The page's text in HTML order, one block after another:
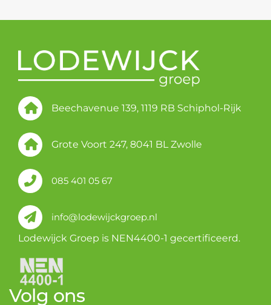
Beechavenue 139, 1119 RB Schiphol-Rijk
Grote Voort 247, 8041 BL Zwolle
085 401 05 67
info@lodewijckgroep.nl
Lodewijck Groep is NEN4400-1 gecertificeerd.
Volg ons